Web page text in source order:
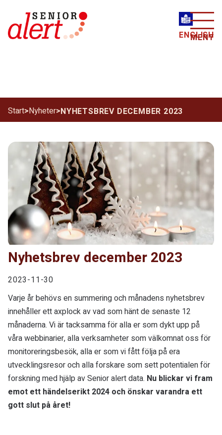
ENGLISH
MENY
Start>Nyheter>NYHETSBREV DECEMBER 2023
Nyhetsbrev december 2023
2023-11-30
Varje år behövs en summering och månadens nyhetsbrev
innehåller ett axplock av vad som hänt de senaste 12
månaderna. Vi är tacksamma för alla er som dykt upp på
våra webbinarier, alla verksamheter som välkomnat oss för
monitoreringsbesök, alla er som vi fått följa på era
utvecklingsresor och alla forskare som sett potentialen för
forskning med hjälp av Senior alert data. Nu blickar vi fram
emot ett händelserikt 2024 och önskar varandra ett
gott slut på året!